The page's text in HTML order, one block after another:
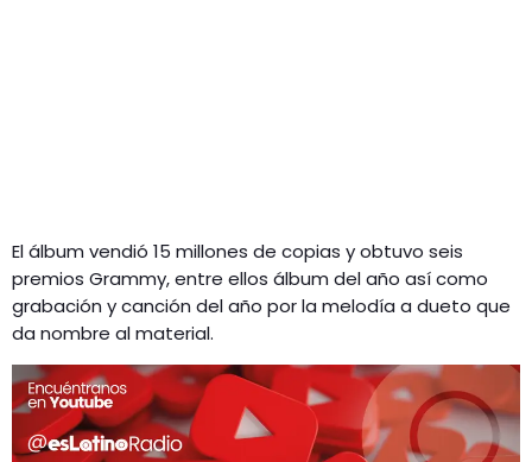
El álbum vendió 15 millones de copias y obtuvo seis
premios Grammy, entre ellos álbum del año así como
grabación y canción del año por la melodía a dueto que
da nombre al material.